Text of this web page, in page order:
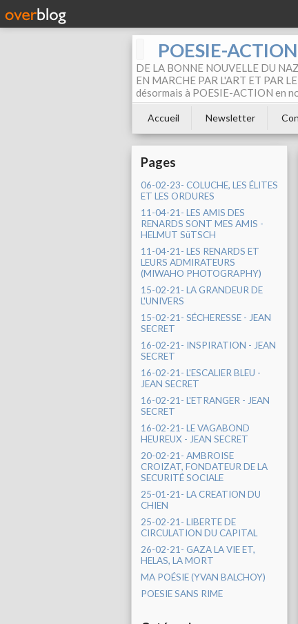
POESIE-ACTION
DE LA BONNE NOUVELLE DU
EN MARCHE PAR L'ART ET PAR
désormais à POESIE-ACTION en
Accueil Newsletter
Pages
06-02-23- COLUCHE, LES ÉLITES
ET LES ORDURES
11-04-21- LES AMIS DES
RENARDS SONT MES AMIS -
HELMUT SüTSCH
11-04-21- LES RENARDS ET
LEURS ADMIRATEURS
(MIWAHO PHOTOGRAPHY)
15-02-21- LA GRANDEUR DE
L'UNIVERS
15-02-21- SÉCHERESSE - JEAN
SECRET
16-02-21- INSPIRATION - JEAN
SECRET
16-02-21- L'ESCALIER BLEU -
JEAN SECRET
16-02-21- L'ETRANGER - JEAN
SECRET
16-02-21- LE VAGABOND
HEUREUX - JEAN SECRET
20-02-21- AMBROISE
CROIZAT, FONDATEUR DE LA
SECURITÉ SOCIALE
25-01-21- LA CREATION DU
CHIEN
25-02-21- LIBERTE DE
CIRCULATION DU CAPITAL
26-02-21- GAZA LA VIE ET,
HELAS, LA MORT
MA POÉSIE (YVAN BALCHOY)
POESIE SANS RIME